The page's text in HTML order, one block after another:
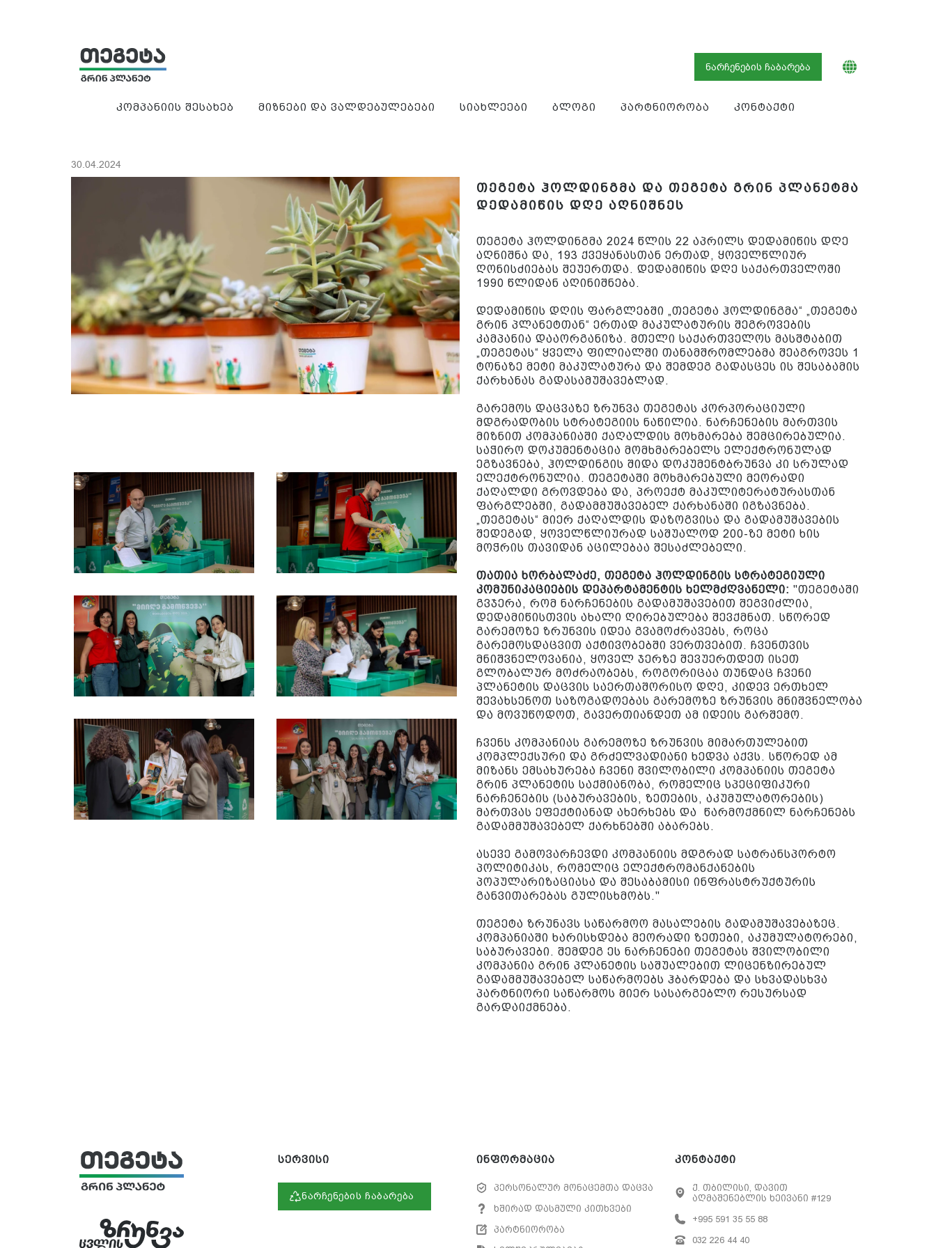
ნარჩენების ჩაბარება
კომპანიის შესახებ მიზნები და ვალდებულებები სიახლეები ბლოგი პარტნიორობა კონტაქტი
30.04.2024
თეგეტა ჰოლდინგმა და თეგეტა გრინ პლანეტმა
დედამიწის დღე აღნიშნეს
თეგეტა ჰოლდინგმა 2024 წლის 22 აპრილს დედამიწის დღე
აღნიშნა და, 193 ქვეყანასთან ერთად, ყოველწლიურ
ღონისძიებას შეუერთდა. დედამიწის დღე საქართველოში
1990 წლიდან აღინიშნება.
დედამიწის დღის ფარგლებში „თეგეტა ჰოლდინგმა“ „თეგეტა
გრინ პლანეტთან“ ერთად მაკულატურის შეგროვების
კამპანია დააორგანიზა. მთელი საქართველოს მასშტაბით
„თეგეტას“ ყველა ფილიალში თანამშრომლებმა შეაგროვეს 1
ტონაზე მეტი მაკულატურა და შემდეგ გადასცეს ის შესაბამის
ქარხანას გადასამუშავებლად.
გარემოს დაცვაზე ზრუნვა თეგეტას კორპორაციული
მდგრადობის სტრატეგიის ნაწილია. ნარჩენების მართვის
მიზნით კომპანიაში ქაღალდის მოხმარება შემცირებულია.
საჭირო დოკუმენტაცია მომხმარებელს ელექტრონულად
ეგზავნება, ჰოლდინგის შიდა დოკუმენტბრუნვა კი სრულად
ელექტრონულია. თეგეტაში მოხმარებული მეორადი
ქაღალდი გროვდება და, პროექტ მაკულიტერატურასთან
ფარგლებში, გადამმუშავებელ ქარხანაში იგზავნება.
„თეგეტას“ მიერ ქაღალდის დაზოგვისა და გადამუშავების
შედეგად, ყოველწლიურად საშუალოდ 200-ზე მეტი ხის
მოჭრის თავიდან აცილებაა შესაძლებელი.
თათია ხორბალაძე, თეგეტა ჰოლდინგის სტრატეგიული
კომუნიკაციების დეპარტამენტის ხელმძღვანელი: "თეგეტაში
გვჯერა, რომ ნარჩენების გადამუშავებით შეგვიძლია,
დედამიწისთვის ახალი ღირებულება შევქმნათ. სწორედ
გარემოზე ზრუნვის იდეა გვამოძრავებს, როცა
გარემოსდაცვით აქტივობებში ვერთვებით. ჩვენთვის
მნიშვნელოვანია, ყოველ ჯერზე შევუერთდეთ ისეთ
გლობალურ მოძრაობებს, როგორიცაა თუნდაც ჩვენი
პლანეტის დაცვის საერთაშორისო დღე, კიდევ ერთხელ
შევახსენოთ საზოგადოებას გარემოზე ზრუნვის მნიშვნელობა
და მოვუწოდოთ, გავერთიანდეთ ამ იდეის გარშემო.
ჩვენს კომპანიას გარემოზე ზრუნვის მიმართულებით
კომპლექსური და გრძელვადიანი ხედვა აქვს. სწორედ ამ
მიზანს ემსახურება ჩვენი შვილობილი კომპანიის თეგეტა
გრინ პლანეტის საქმიანობა, რომელიც სპეციფიკური
ნარჩენების (საბურავების, ზეთების, აკუმულატორების)
მართვას ეფექტიანად ახერხებს და წარმოქმნილ ნარჩენებს
გადამმუშავებელ ქარხნებში აბარებს.
ასევე გამოვარჩევდი კომპანიის მდგრად სატრანსპორტო
პოლიტიკას, რომელიც ელექტრომანქანების
პოპულარიზაციასა და შესაბამისი ინფრასტრუქტურის
განვითარებას გულისხმობს."
თეგეტა ზრუნავს საწარმოო მასალების გადამუშავებაზეც.
კომპანიაში ხარისხდება მეორადი ზეთები, აკუმულატორები,
საბურავები. შემდეგ ეს ნარჩენები თეგეტას შვილობილი
კომპანია გრინ პლანეტის საშუალებით ლიცენზირებულ
გადამმუშავებელ საწარმოებს ჰბარდება და სხვადასხვა
პარტნიორი საწარმოს მიერ სასარგებლო რესურსად
გარდაიქმნება.
სერვისი
ნარჩენების ჩაბარება
ინფორმაცია
პერსონალურ მონაცემთა დაცვა
ხშირად დასმული კითხვები
პარტნიორობა
კონტაქტი
ქ. თბილისი, დავით
აღმაშენებლის ხეივანი #129
+995 591 35 55 88
032 226 44 40